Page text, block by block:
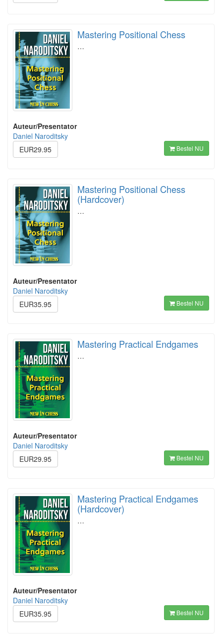
Mastering Positional Chess
…
Auteur/Presentator
Daniel Naroditsky
EUR29.95
Bestel NU
Mastering Positional Chess
(Hardcover)
…
Auteur/Presentator
Daniel Naroditsky
EUR35.95
Bestel NU
Mastering Practical Endgames
…
Auteur/Presentator
Daniel Naroditsky
EUR29.95
Bestel NU
Mastering Practical Endgames
(Hardcover)
…
Auteur/Presentator
Daniel Naroditsky
EUR35.95
Bestel NU